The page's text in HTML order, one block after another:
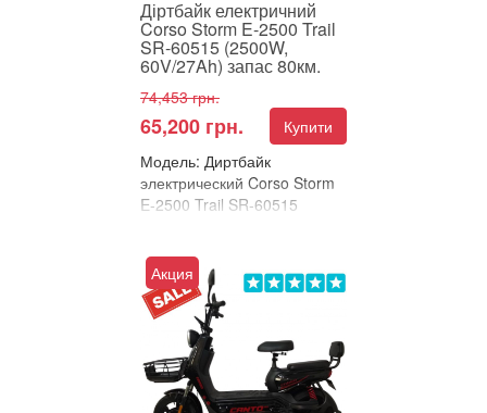
Діртбайк електричний
Corso Storm E-2500 Trail
SR-60515 (2500W,
60V/27Ah) запас 80км.
74,453 грн.
65,200 грн.
Купити
Модель: Диртбайк
электрический Corso Storm
E-2500 Trail SR-60515
В улюблені
Порівняти
⚡ ДІРТБАЙК ЕЛЕКТРИЧНИЙ
CORSO STORM E-2500
TRAIL – НЕСКОРЕНИЙ
ШТОРМ ДЛЯ БЕЗДОРІЖЖЯ!
⚡ Corso Storm ...
Акция